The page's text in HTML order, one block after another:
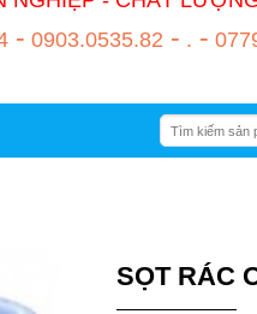
- 0903.0535.82 - . -
Tìm
kiếm:
SỌT RÁC